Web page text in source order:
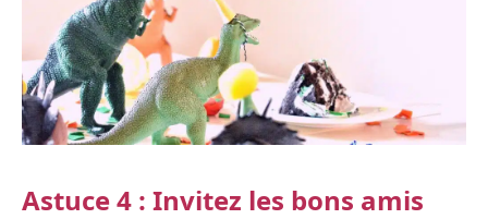
Astuce 4 : Invitez les bons amis